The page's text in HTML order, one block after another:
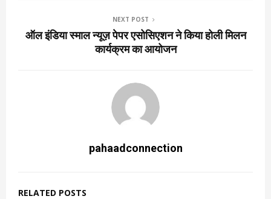
NEXT POST
ऑल इंडिया स्माल न्यूज़ पेपर एसोसिएशन ने किया होली मिलन
कार्यक्रम का आयोजन
pahaadconnection
RELATED POSTS